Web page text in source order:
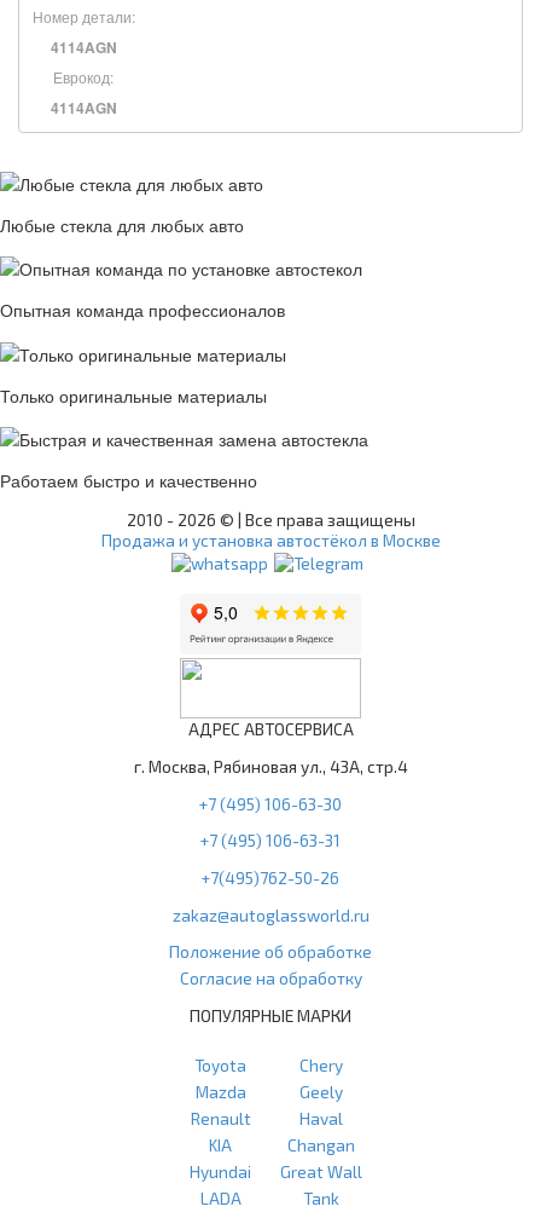
Номер детали:
4114AGN
Еврокод:
4114AGN
Любые стекла для любых авто
Опытная команда профессионалов
Только оригинальные материалы
Работаем быстро и качественно
2010 - 2026 © | Все права защищены
Продажа и установка автостёкол в Москве
АДРЕС АВТОСЕРВИСА
г. Москва, Рябиновая ул., 43А, стр.4
+7 (495) 106-63-30
+7 (495) 106-63-31
+7(495)762-50-26
zakaz@autoglassworld.ru
Положение об обработке
Согласие на обработку
ПОПУЛЯРНЫЕ МАРКИ
Toyota
Mazda
Renault
KIA
Hyundai
LADA
Chery
Geely
Haval
Changan
Great Wall
Tank